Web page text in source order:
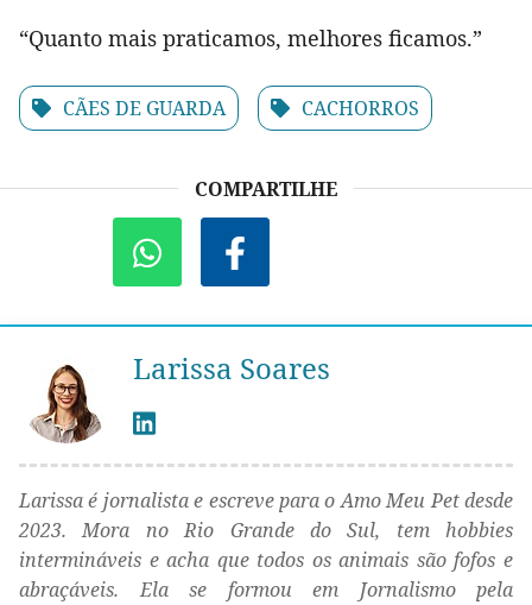
“Quanto mais praticamos, melhores ficamos.”
CÃES DE GUARDA CACHORROS
COMPARTILHE
Larissa Soares
Larissa é jornalista e escreve para o Amo Meu Pet desde
2023. Mora no Rio Grande do Sul, tem hobbies
intermináveis e acha que todos os animais são fofos e
abraçáveis. Ela se formou em Jornalismo pela